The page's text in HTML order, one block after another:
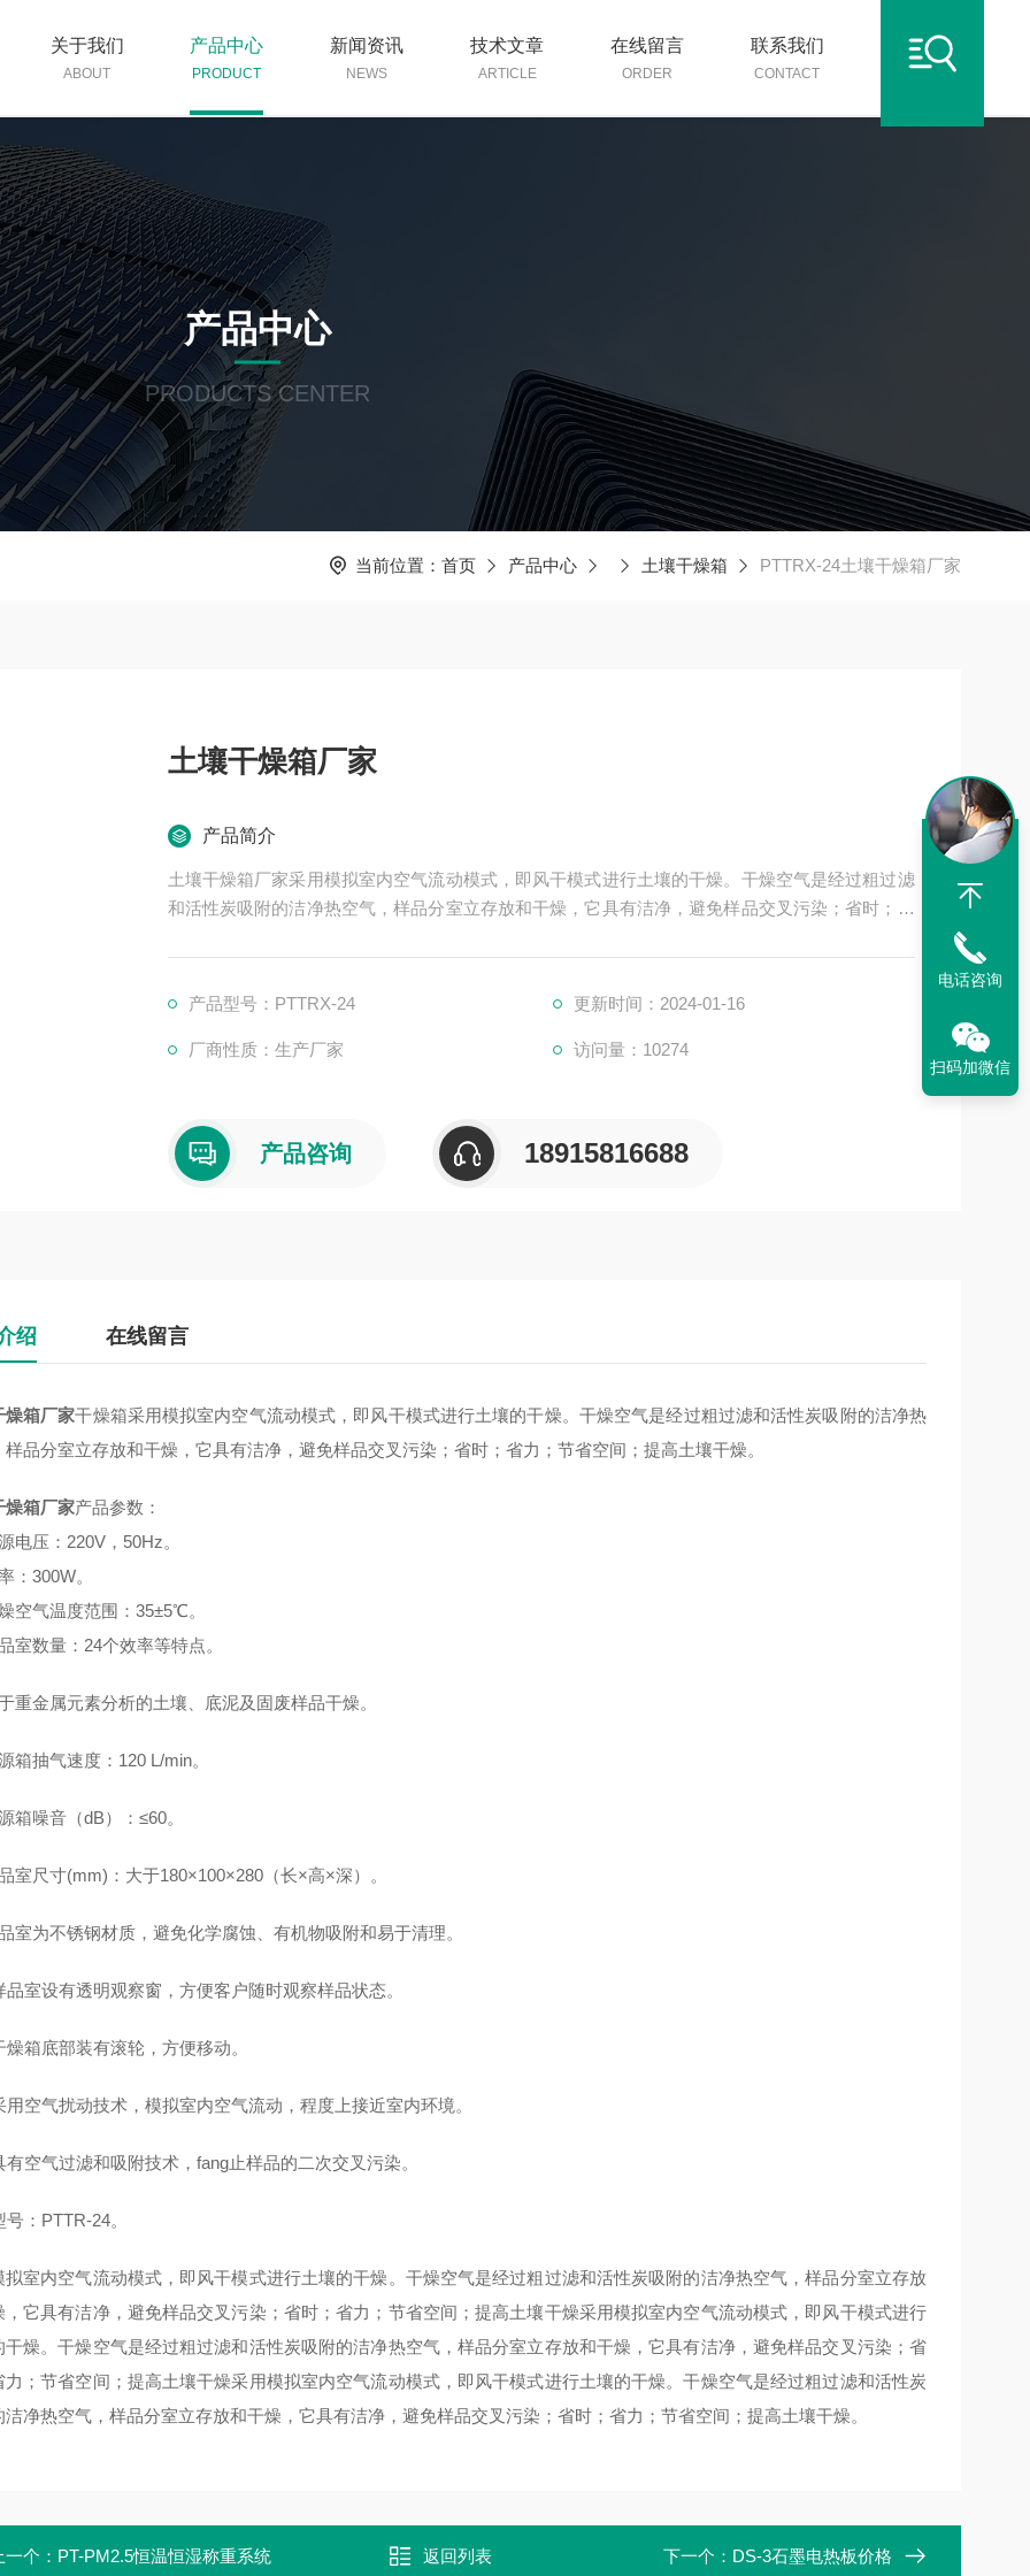
关于我们
ABOUT
产品中心
PRODUCT
新闻资讯
NEWS
技术文章
ARTICLE
在线留言
ORDER
联系我们
CONTACT
产品中心
PRODUCTS CENTER
当前位置： 首页 产品中心 土壤干燥箱 PTTRX-24土壤干燥箱厂家
土壤干燥箱厂家
产品简介
土壤干燥箱厂家采用模拟室内空气流动模式，即风干模式进行土壤的干燥。干燥空气是经过粗过滤
和活性炭吸附的洁净热空气，样品分室立存放和干燥，它具有洁净，避免样品交叉污染；省时；省
产品型号：PTTRX-24 更新时间：2024-01-16
厂商性质：生产厂家 访问量：10274
产品咨询 18915816688
绍 在线留言
燥箱厂家干燥箱采用模拟室内空气流动模式，即风干模式进行土壤的干燥。干燥空气是经过粗过滤和活性炭吸附的洁净热
样品分室立存放和干燥，它具有洁净，避免样品交叉污染；省时；省力；节省空间；提高土壤干燥。
燥箱厂家产品参数：
电压：220V，50Hz。
：300W。
空气温度范围：35±5℃。
室数量：24个效率等特点。
重金属元素分析的土壤、底泥及固废样品干燥。
箱抽气速度：120 L/min。
箱噪音（dB）：≤60。
室尺寸(mm)：大于180×100×280（长×高×深）。
室为不锈钢材质，避免化学腐蚀、有机物吸附和易于清理。
品室设有透明观察窗，方便客户随时观察样品状态。
燥箱底部装有滚轮，方便移动。
用空气扰动技术，模拟室内空气流动，程度上接近室内环境。
有空气过滤和吸附技术，fang止样品的二次交叉污染。
：PTTR-24。
拟室内空气流动模式，即风干模式进行土壤的干燥。干燥空气是经过粗过滤和活性炭吸附的洁净热空气，样品分室立存放
，它具有洁净，避免样品交叉污染；省时；省力；节省空间；提高土壤干燥采用模拟室内空气流动模式，即风干模式进行
干燥。干燥空气是经过粗过滤和活性炭吸附的洁净热空气，样品分室立存放和干燥，它具有洁净，避免样品交叉污染；省
力；节省空间；提高土壤干燥采用模拟室内空气流动模式，即风干模式进行土壤的干燥。干燥空气是经过粗过滤和活性炭
洁净热空气，样品分室立存放和干燥，它具有洁净，避免样品交叉污染；省时；省力；节省空间；提高土壤干燥。
一个： PT-PM2.5恒温恒湿称重系统 返回列表 下一个： DS-3石墨电热板价格
电话咨询
扫码加微信